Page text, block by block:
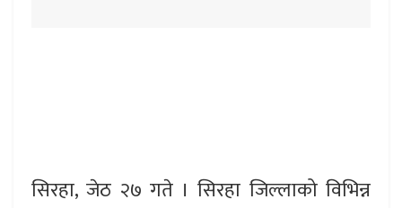
सिरहा, जेठ २७ गते । सिरहा जिल्लाको विभिन्न